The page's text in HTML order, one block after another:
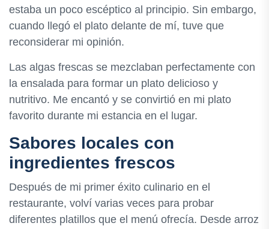
estaba un poco escéptico al principio. Sin embargo,
cuando llegó el plato delante de mí, tuve que
reconsiderar mi opinión.
Las algas frescas se mezclaban perfectamente con
la ensalada para formar un plato delicioso y
nutritivo. Me encantó y se convirtió en mi plato
favorito durante mi estancia en el lugar.
Sabores locales con
ingredientes frescos
Después de mi primer éxito culinario en el
restaurante, volví varias veces para probar
diferentes platillos que el menú ofrecía. Desde arroz